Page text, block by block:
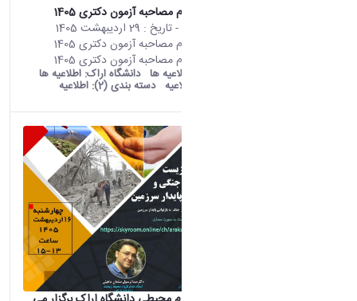
اطلاعیه ثبت نام مصاحبه آزمون دکتری 1405
- تاریخ : 29 اردیبهشت 1405
اطلاعیه ثبت نام مصاحبه آزمون دکتری 1405
اطلاعیه ثبت نام مصاحبه آزمون دکتری 1405
اطلاعیه ها دانشگاه اراک: اطلاعیه ها
اطلاعیه دسته بندی (2): اطلاعیه